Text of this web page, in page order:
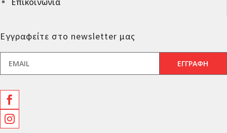
^
Εγγραφείτε στο newsletter μας

